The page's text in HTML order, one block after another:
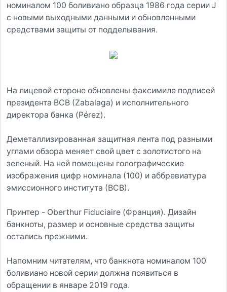
номиналом 100 боливиано образца 1986 года серии J
с новыми выходными данными и обновленными
средствами защиты от подделывания.
На лицевой стороне обновлены факсимиле подписей
президента ВСВ (Zabalaga) и исполнительного
директора банка (Pérez).
Деметаллизированная защитная лента под разными
углами обзора меняет свой цвет с золотистого на
зеленый. На ней помещены голографические
изображения цифр номинала (100) и аббревиатура
эмиссионного института (ВСВ).
Принтер - Oberthur Fiduciaire (Франция). Дизайн
банкноты, размер и основные средства защиты
остались прежними.
Напомним читателям, что банкнота номиналом 100
боливиано новой серии должна появиться в
обращении в январе 2019 года.